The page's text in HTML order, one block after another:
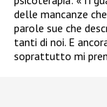
delle mancanze
parole sue che
tanti di noi. E
soprattutto mi